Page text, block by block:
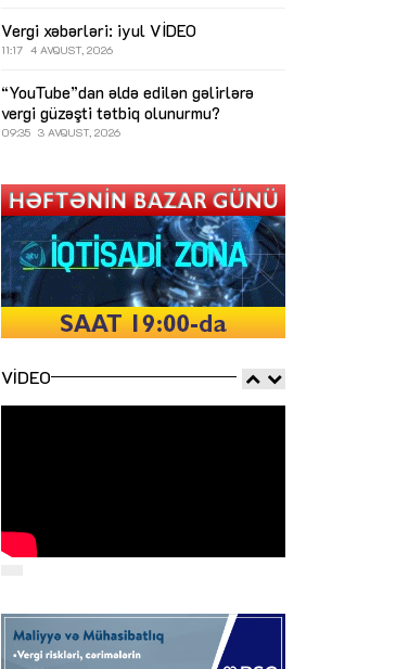
Vergi xəbərləri: iyul VİDEO
11:17 4 AVQUST, 2026
“YouTube”dan əldə edilən gəlirlərə
vergi güzəşti tətbiq olunurmu?
09:35 3 AVQUST, 2026
VIDEO